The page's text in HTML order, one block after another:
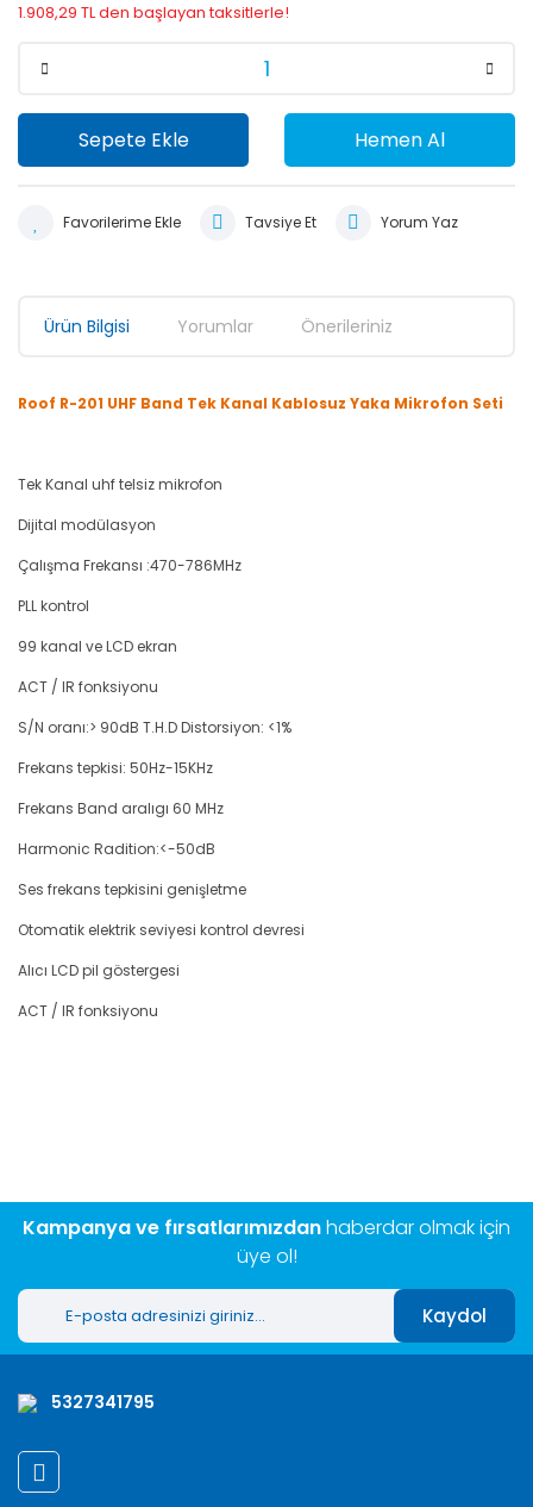
1.908,29 TL den başlayan taksitlerle!
Sepete Ekle Hemen Al
Tavsiye Et Yorum Yaz
Ürün Bilgisi Yorumlar Önerileriniz
Roof R-201 UHF Band Tek Kanal Kablosuz Yaka Mikrofon Seti
Tek Kanal uhf telsiz mikrofon
Dijital modülasyon
Çalışma Frekansı :470-786MHz
PLL kontrol
99 kanal ve LCD ekran
ACT / IR fonksiyonu
S/N oranı:> 90dB T.H.D Distorsiyon: <1%
Frekans tepkisi: 50Hz-15KHz
Frekans Band aralıgı 60 MHz
Harmonic Radition:<-50dB
Ses frekans tepkisini genişletme
Otomatik elektrik seviyesi kontrol devresi
Alıcı LCD pil göstergesi
ACT / IR fonksiyonu
Ürün bilgilerinde hatalar bulunuyor.
Bu ürüne benzer farklı alternatifler olmalı.
Kampanya ve fırsatlarımızdanhaberdar olmak için
üye ol!
Kaydol
5327341795